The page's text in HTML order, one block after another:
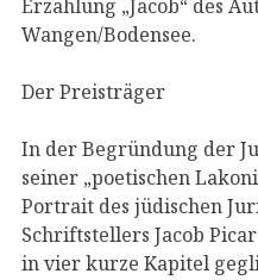
Erzählung „Jacob“ des
Wangen/Bodensee.
Der Preisträger
In der Begründung der
seiner „poetischen
Portrait des jüdischen
Schriftstellers Jacob
in vier kurze Kapitel